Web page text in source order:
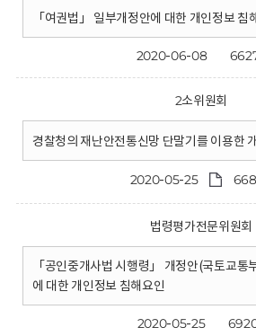
「여권법」 일부개정안에 대한 개인정보 침
2020-06-08
2소위원회
경찰청의 재난안전통신망 단말기를 이용한
2020-05-25
법령평가전문위원회
「공인중개사법 시행령」 개정안(국토교
에 대한 개인정보 침해요인
2020-05-25